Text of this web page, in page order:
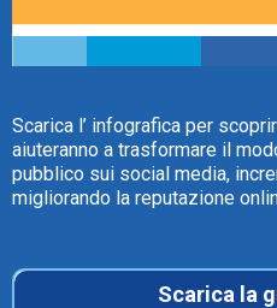
Scarica l’ infografica per
aiuteranno a trasformare il
pubblico sui social media,
migliorando la reputazione
Scarica la